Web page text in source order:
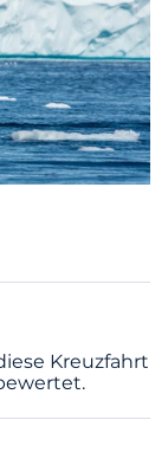
Kreuzfahrt